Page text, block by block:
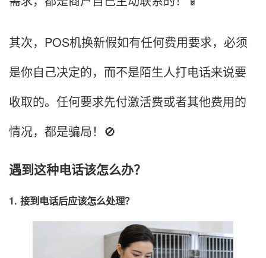
其次，POS机换新假如有任何费用要求，必须
是你自己决定的，而不是陌生人打电话来说要
收取的。任何要求先付激活费或者其他费用的
情况，都是骗局！🚫
遇到这种电话该怎么办？
1. 接到电话后应该怎么处理？